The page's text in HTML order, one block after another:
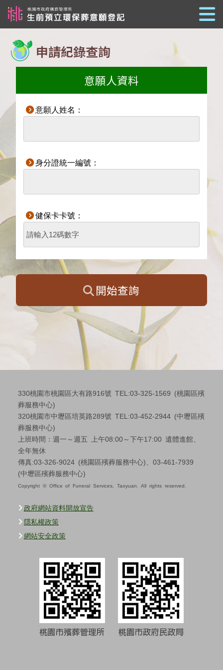
跳到主要內容
申請紀錄查詢
意願人資料
意願人姓名：
身分證統一編號：
健保卡卡號：
開始查詢
330桃園市桃園區大有路916號 TEL:03-325-1569 (桃園區殯
葬服務中心)
320桃園市中壢區培英路289號 TEL:03-452-2944 (中壢區殯
葬服務中心)
上班時間：週一～週五 上午08:00～下午17:00 遺體進館、
全年無休
傳真:03-326-9024 (桃園區殯葬服務中心)、03-461-7939
(中壢區殯葬服務中心)
Copyright © Office of Funeral Services, Taoyuan. All rights reserved.
政府網站資料開放宣告
隱私權政策
網站安全政策